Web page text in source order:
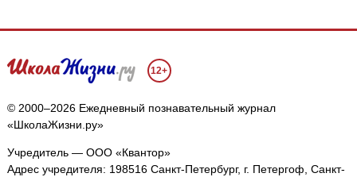
12+
© 2000–2026 Ежедневный познавательный журнал
«ШколаЖизни.ру»
Учредитель — ООО «Квантор»
Адрес учредителя: 198516 Санкт-Петербург, г. Петергоф, Санкт-